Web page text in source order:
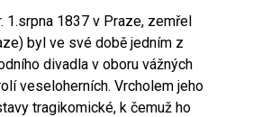
1.srpna 1837 v Praze, zemřel
byl ve své době jedním z
divadla v oboru vážných
veseloherních. Vrcholem jeho
tragikomické, k čemuž ho